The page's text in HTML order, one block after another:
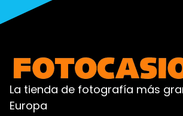
La tienda de fotografía más
Europa